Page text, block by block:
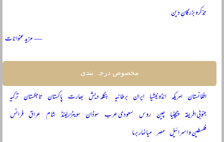
تذکرہ بزرگانِ دین
— مزید عنوانات
مخصوص درجہ بندی
افغانستان امریکہ انڈونیشیا ایران برطانیہ بنگلہ دیش بھارت پاکستان تاجکستان ترکیہ
جنوبی افریقہ چیچنیا چین روس سعودی عرب سوڈان سویٹزرلینڈ شام عراق فرانس
فلسطین و اسرائیل مصر میانمار برما